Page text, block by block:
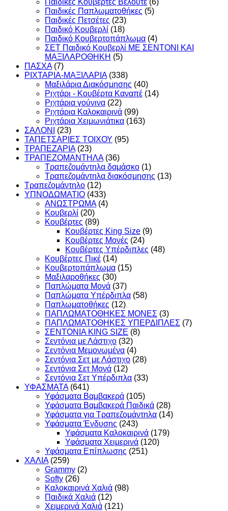
Παιδικές Παπλωματοθήκες (5)
Παιδικές Πετσέτες (23)
Παιδικό Κουβερλί (18)
Παιδικό Κουβερτοπάπλωμα (4)
ΣΕΤ Παιδικό Κουβερλί ΜΕ ΣΕΝΤΟΝΙ ΚΑΙ
ΜΑΞΙΛΑΡΟΘΗΚΗ (5)
ΠΑΣΧΑ (7)
ΡΙΧΤΑΡΙΑ-ΜΑΞΙΛΑΡΙΑ (338)
Μαξιλάρια Διακόσμησης (40)
Ριχτάρι - Κουβέρτα Καναπέ (14)
Ριχτάρια γούνινα (22)
Ριχτάρια Καλοκαιρινά (99)
Ριχτάρια Χειμωνιάτικα (163)
ΣΑΛΟΝΙ
(23)
ΤΑΠΕΤΣΑΡΙΕΣ ΤΟΙΧΟΥ (95)
ΤΡΑΠΕΖΑΡΙΑ (23)
ΤΡΑΠΕΖΟΜΑΝΤΗΛΑ (36)
Τραπεζομάντηλα δαμάσκο (1)
Τραπεζομάντηλα διακόσμησης (13)
Τραπεζομάντηλο (12)
ΥΠΝΟΔΩΜΑΤΙO (433)
ΑΝΩΣΤΡΩΜΑ (4)
Κουβερλί (20)
Κουβέρτες (89)
Κουβέρτες King Size (9)
Κουβέρτες Μονές (24)
Κουβέρτες Υπέρδιπλες (48)
Κουβέρτες Πικέ (14)
Κουβερτοπάπλωμα (15)
Μαξιλαροθήκες (30)
Παπλώματα Μονά (37)
Παπλώματα Υπέρδιπλα (58)
Παπλωματοθήκες (12)
ΠΑΠΛΩΜΑΤΟΘΗΚΕΣ ΜΟΝΕΣ (3)
ΠΑΠΛΩΜΑΤΟΘΗΚΕΣ ΥΠΕΡΔΙΠΛΕΣ (7)
ΣΕΝΤΟΝΙΑ KING SIZE (8)
Σεντόνια με Λάστιχο (32)
Σεντόνια Μεμονωμένα (4)
Σεντόνια Σετ με Λάστιχο (28)
Σεντόνια Σετ Μονά (12)
Σεντόνια Σετ Υπέρδιπλα (33)
ΥΦΑΣΜΑΤΑ (641)
Υφάσματα Βαμβακερά (105)
Υφάσματα Βαμβακερά Παιδικά (28)
Υφάσματα για Τραπεζομάντηλα (14)
Υφάσματα Ένδυσης (243)
Υφάσματα Καλοκαιρινά (179)
Υφάσματα Χειμερινά (120)
Υφάσματα Επίπλωσης (251)
ΧΑΛΙΑ (259)
Grammy (2)
Softy (26)
Καλοκαιρινά Χαλιά (98)
Παιδικά Χαλιά (12)
Χειμερινά Χαλιά (121)